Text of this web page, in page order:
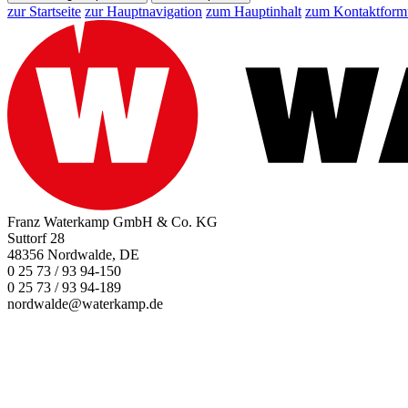
zur Startseite zur Hauptnavigation zum Hauptinhalt zum
Franz Waterkamp GmbH & Co. KG
Suttorf 28
48356 Nordwalde, DE
0 25 73 / 93 94-150
0 25 73 / 93 94-189
nordwalde@waterkamp.de